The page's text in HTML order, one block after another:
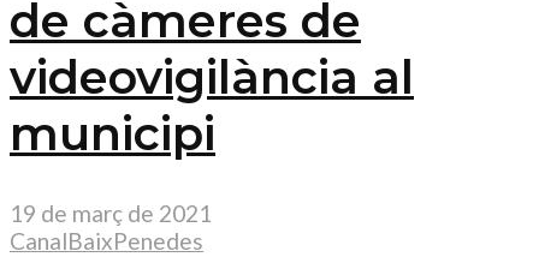
de càmeres de
videovigilància al
municipi
19 de març de 2021
CanalBaixPenedes